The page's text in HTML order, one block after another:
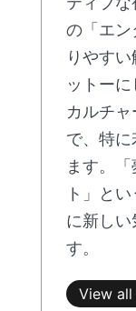
の「エン
りやす
ットー
カルチ
で、特に
ます。
ト」と
に新しい
す。
View